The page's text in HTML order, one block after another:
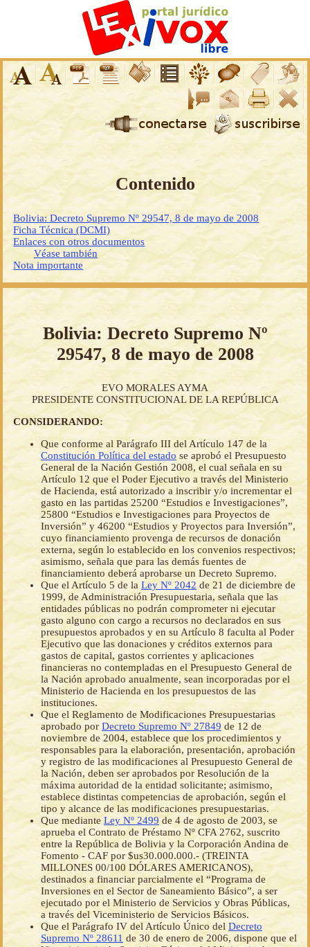
Contenido
Bolivia: Decreto Supremo Nº 29547, 8 de mayo de 2008
Ficha Técnica (DCMI)
Enlaces con otros documentos
Véase también
Nota importante
Bolivia: Decreto Supremo Nº
29547, 8 de mayo de 2008
EVO MORALES AYMA
PRESIDENTE CONSTITUCIONAL DE LA REPÚBLICA
CONSIDERANDO:
Que conforme al Parágrafo III del Artículo 147 de la
Constitución Política del estado se aprobó el Presupuesto
General de la Nación Gestión 2008, el cual señala en su
Artículo 12 que el Poder Ejecutivo a través del Ministerio
de Hacienda, está autorizado a inscribir y/o incrementar el
gasto en las partidas 25200 “Estudios e Investigaciones”,
25800 “Estudios e Investigaciones para Proyectos de
Inversión” y 46200 “Estudios y Proyectos para Inversión”,
cuyo financiamiento provenga de recursos de donación
externa, según lo establecido en los convenios respectivos;
asimismo, señala que para las demás fuentes de
financiamiento deberá aprobarse un Decreto Supremo.
Que el Artículo 5 de la Ley Nº 2042 de 21 de diciembre de
1999, de Administración Presupuestaria, señala que las
entidades públicas no podrán comprometer ni ejecutar
gasto alguno con cargo a recursos no declarados en sus
presupuestos aprobados y en su Artículo 8 faculta al Poder
Ejecutivo que las donaciones y créditos externos para
gastos de capital, gastos corrientes y aplicaciones
financieras no contempladas en el Presupuesto General de
la Nación aprobado anualmente, sean incorporadas por el
Ministerio de Hacienda en los presupuestos de las
instituciones.
Que el Reglamento de Modificaciones Presupuestarias
aprobado por Decreto Supremo Nº 27849 de 12 de
noviembre de 2004, establece que los procedimientos y
responsables para la elaboración, presentación, aprobación
y registro de las modificaciones al Presupuesto General de
la Nación, deben ser aprobados por Resolución de la
máxima autoridad de la entidad solicitante; asimismo,
establece distintas competencias de aprobación, según el
tipo y alcance de las modificaciones presupuestarias.
Que mediante Ley Nº 2499de 4 de agosto de 2003, se
aprueba el Contrato de Préstamo Nº CFA 2762, suscrito
entre la República de Bolivia y la Corporación Andina de
Fomento - CAF por $us30.000.000.- (TREINTA
MILLONES 00/100 DÓLARES AMERICANOS),
destinados a financiar parcialmente el “Programa de
Inversiones en el Sector de Saneamiento Básico”, a ser
ejecutado por el Ministerio de Servicios y Obras Públicas,
a través del Viceministerio de Servicios Básicos.
Que el Parágrafo IV del Artículo Único del Decreto
Supremo Nº 28611 de 30 de enero de 2006, dispone que el